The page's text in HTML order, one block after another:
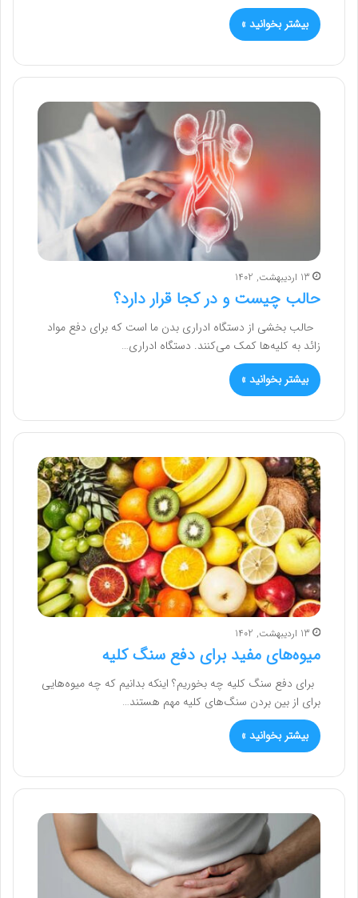
بیشتر بخوانید »
13 اردیبهشت, 1402
حالب چیست و در کجا قرار دارد؟
حالب بخشی از دستگاه ادراری بدن ما است که برای دفع مواد
زائد به کلیه‌ها کمک می‌کنند. دستگاه ادراری…
بیشتر بخوانید »
13 اردیبهشت, 1402
میوه‌های مفید برای دفع سنگ کلیه
برای دفع سنگ کلیه چه بخوریم؟ اینکه بدانیم که چه میوه‌هایی
برای از بین بردن سنگ‌های کلیه مهم هستند…
بیشتر بخوانید »